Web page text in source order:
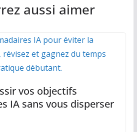
aussi aimer
vos objectifs
IA sans vous disperser